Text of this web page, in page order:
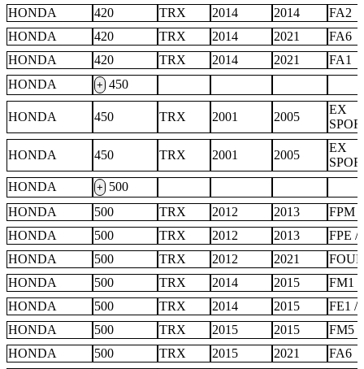
HONDA
420 TRX 2014 2014
FA2
HONDA
420 TRX 2014 2021
FA6
HONDA
420 TRX 2014 2021
FA1
HONDA
+ 450
HONDA 450 TRX 2001 2005
EX
HONDA 450 TRX 2001 2005
EX
HONDA
+ 500
HONDA
500 TRX 2012 2013
FPM
HONDA
500 TRX 2012 2013
FPE /
HONDA
500 TRX 2012 2021
HONDA
500 TRX 2014 2015
FM1 /
HONDA
500 TRX 2014 2015
FE1 /
HONDA
500 TRX 2015 2015
FM5 /
HONDA
500 TRX 2015 2021
FA6